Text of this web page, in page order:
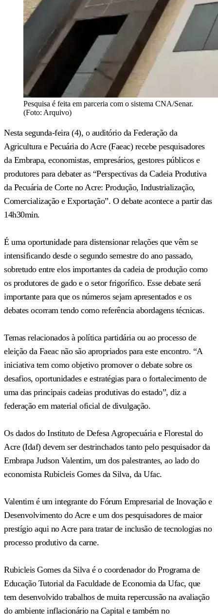
Pesquisa é feita em parceria com o sistema CNA/Senar.
(Foto: Arquivo)
Nesta segunda-feira (4), o auditório da Federação da
Agricultura e Pecuária do Acre (Faeac) recebe pesquisadores
da Embrapa, economistas, empresários, gestores públicos e
produtores para debater as “Perspectivas da Cadeia Produtiva
da Pecuária de Corte no Acre: Produção, Industrialização,
Comercialização e Exportação”. O debate acontece a partir das
14h30min.
É uma oportunidade para distensionar relações que vêm se
intensificando desde o segundo semestre do ano passado,
sobretudo entre elos importantes da cadeia de produção como
os produtores de gado e o setor frigorífico. Esse debate será
importante para que os números sejam apresentados e os
debates ocorram tendo como referência abordagens técnicas.
Temas relacionados à política partidária ou ao processo de
eleição da Faeac não são apropriados para este encontro. “A
iniciativa tem como objetivo promover o debate sobre os
desafios, oportunidades e estratégias para o fortalecimento de
uma das principais cadeias produtivas do estado”, diz a
federação em material oficial de divulgação.
Os dados do Instituto de Defesa Agropecuária e Florestal do
Acre (Idaf) devem ser destrinchados tanto pelo pesquisador da
Embrapa Judson Valentim, um dos palestrantes, ao lado do
economista Rubicleis Gomes da Silva, da Ufac.
Valentim é um integrante do Fórum Empresarial de Inovação e
Desenvolvimento do Acre e um dos pesquisadores de maior
prestígio aqui no Acre para tratar de inclusão de tecnologias no
processo produtivo da carne.
Rubicleis Gomes da Silva é o coordenador do Programa de
Educação Tutorial da Faculdade de Economia da Ufac, que
tem desenvolvido trabalhos de muita repercussão na avaliação
do ambiente inflacionário na Capital e também no